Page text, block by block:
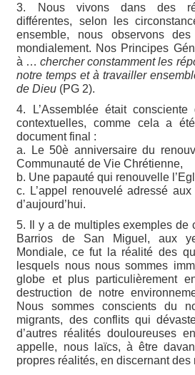
3. Nous vivons dans des
différentes, selon les
ensemble, nous observons
mondialement. Nos Principes
à …chercher constamment les
notre temps et à travailler
de Dieu (PG 2).
4. L’Assemblée était
contextuelles, comme cela a
document final :
a. Le 50è anniversaire du
Communauté de Vie Chrétienne,
b. Une papauté qui renouvelle
c. L’appel renouvelé adressé
d’aujourd’hui.
5. Il y a de multiples exemples de
Barrios de San Miguel, aux
Mondiale, ce fut la réalité des
lesquels nous nous sommes
globe et plus particulièrement
destruction de notre
Nous sommes conscients du
migrants, des conflits qui
d’autres réalités douloureuses
appelle, nous laïcs, à être
propres réalités, en discernant